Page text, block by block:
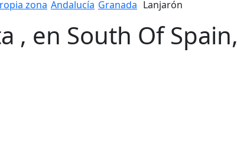
zona Andalucía Granada Lanjarón
, en South Of Spain,